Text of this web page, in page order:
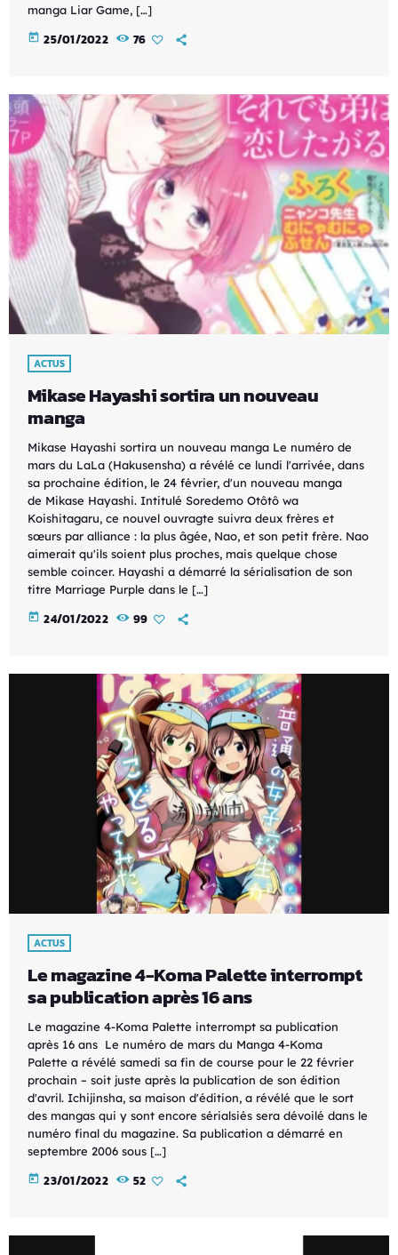
manga Liar Game, […]
today 25/01/2022 76
ACTUS
Mikase Hayashi sortira un nouveau
manga
Mikase Hayashi sortira un nouveau manga Le numéro de
mars du LaLa (Hakusensha) a révélé ce lundi l'arrivée, dans
sa prochaine édition, le 24 février, d'un nouveau manga
de Mikase Hayashi. Intitulé Soredemo Otôtô wa
Koishitagaru, ce nouvel ouvragte suivra deux frères et
sœurs par alliance : la plus âgée, Nao, et son petit frère. Nao
aimerait qu'ils soient plus proches, mais quelque chose
semble coincer. Hayashi a démarré la sérialisation de son
titre Marriage Purple dans le […]
today 24/01/2022 99
ACTUS
Le magazine 4-Koma Palette interrompt
sa publication après 16 ans
Le magazine 4-Koma Palette interrompt sa publication
après 16 ans Le numéro de mars du Manga 4-Koma
Palette a révélé samedi sa fin de course pour le 22 février
prochain – soit juste après la publication de son édition
d'avril. Ichijinsha, sa maison d'édition, a révélé que le sort
des mangas qui y sont encore sérialsiés sera dévoilé dans le
numéro final du magazine. Sa publication a démarré en
septembre 2006 sous […]
today 23/01/2022 52